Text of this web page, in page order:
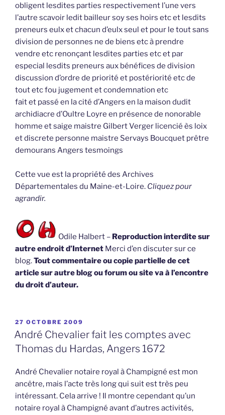
obligent lesdites parties respectivement l’une vers
l’autre scavoir ledit bailleur soy ses hoirs etc et lesdits
preneurs eulx et chacun d’eulx seul et pour le tout sans
division de personnes ne de biens etc à prendre
vendre etc renonçant lesdites parties etc et par
especial lesdits preneurs aux bénéfices de division
discussion d’ordre de priorité et postériorité etc de
tout etc fou jugement et condemnation etc
fait et passé en la cité d’Angers en la maison dudit
archidiacre d’Oultre Loyre en présence de nonorable
homme et saige maistre Gilbert Verger licencié ès loix
et discrete personne maistre Servays Boucquet prêtre
demourans Angers tesmoings
Cette vue est la propriété des Archives
Départementales du Maine-et-Loire. Cliquez pour
agrandir.
Odile Halbert – Reproduction interdite sur
autre endroit d’Internet Merci d’en discuter sur ce
blog.Tout commentaire ou copie partielle de cet
article sur autre blog ou forum ou site va à l’encontre
du droit d’auteur.
PUBLIÉ
LE
27 OCTOBRE 2009
André Chevalier fait les comptes avec
Thomas du Hardas, Angers 1672
André Chevalier notaire royal à Champigné est mon
ancêtre, mais l’acte très long qui suit est très peu
intéressant. Cela arrive ! Il montre cependant qu’un
notaire royal à Champigné avant d’autres activités,